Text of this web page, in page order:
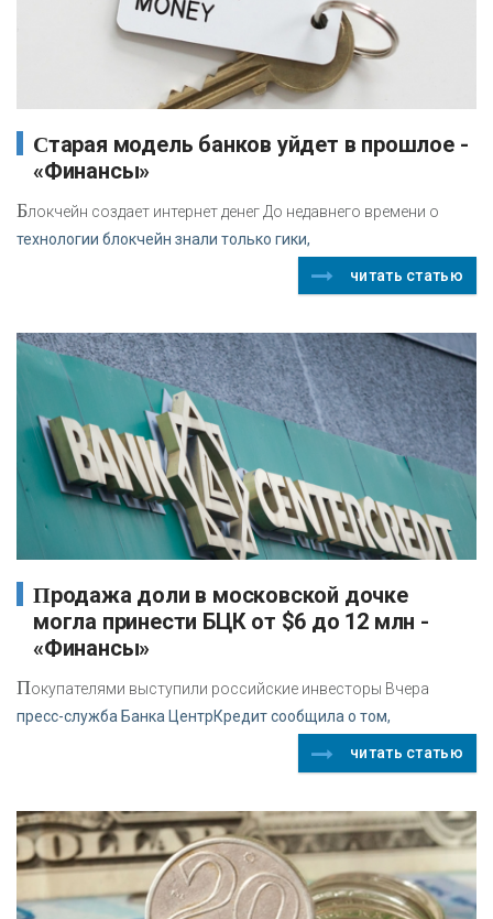
Старая модель банков уйдет в прошлое -
«Финансы»
Блокчейн создает интернет денег До недавнего времени о
технологии блокчейн знали только гики,
читать статью
Продажа доли в московской дочке
могла принести БЦК от $6 до 12 млн -
«Финансы»
Покупателями выступили российские инвесторы Вчера
пресс-служба Банка ЦентрКредит сообщила о том,
читать статью